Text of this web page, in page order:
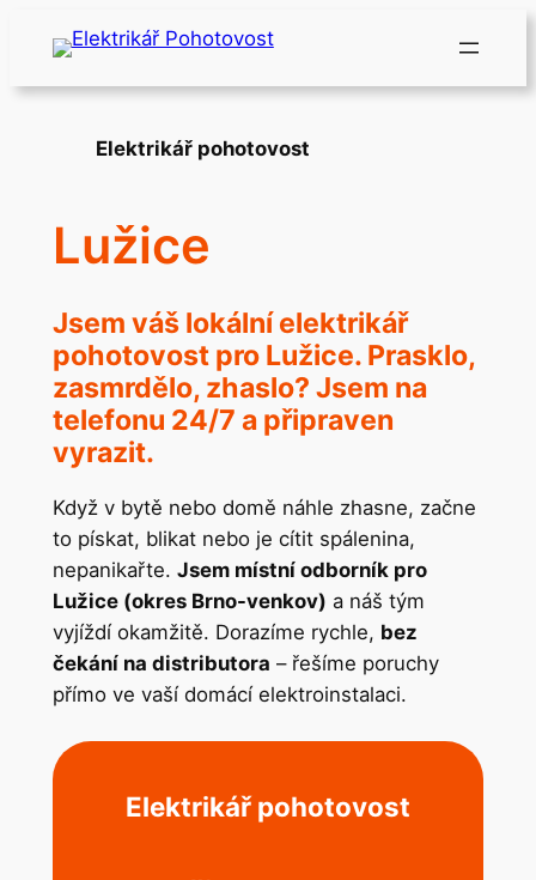
Přeskočit
obsah
Elektrikář pohotovost
Lužice
Jsem váš lokální elektrikář
pohotovost pro Lužice. Prasklo,
zasmrdělo, zhaslo? Jsem na
telefonu 24/7 a připraven
vyrazit.
Když v bytě nebo domě náhle zhasne, začne
to pískat, blikat nebo je cítit spálenina,
nepanikařte. Jsem místní odborník pro
Lužice (okres Brno-venkov) a náš tým
vyjíždí okamžitě. Dorazíme rychle, bez
čekání na distributora – řešíme poruchy
přímo ve vaší domácí elektroinstalaci.
Elektrikář pohotovost